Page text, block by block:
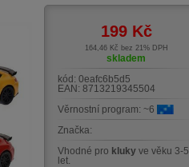
199 Kč
164,46 Kč bez 21% DPH
skladem
kód: 0eafc6b5d5
EAN: 8713219345504
Věrnostní program: ~6
Značka:
Vhodné pro kluky ve věku 3-5
let.